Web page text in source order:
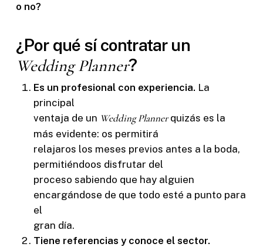
o no?
¿Por qué sí contratar un
Wedding Planner?
Es un profesional con experiencia. La
principal
ventaja de un Wedding Plannerquizás es la
más evidente: os permitirá
relajaros los meses previos antes a la boda,
permitiéndoos disfrutar del
proceso sabiendo que hay alguien
encargándose de que todo esté a punto para
el
gran día.
Tiene referencias y conoce el sector.